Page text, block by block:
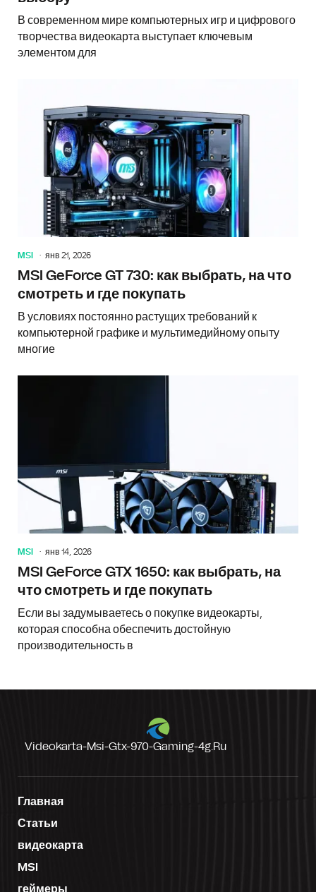
В современном мире компьютерных игр и цифрового
творчества видеокарта выступает ключевым
элементом для
MSI янв 21, 2026
MSI GeForce GT 730: как выбрать, на что
смотреть и где покупать
В условиях постоянно растущих требований к
компьютерной графике и мультимедийному опыту
многие
MSI янв 14, 2026
MSI GeForce GTX 1650: как выбрать, на
что смотреть и где покупать
Если вы задумываетесь о покупке видеокарты,
которая способна обеспечить достойную
производительность в
Videokarta-Msi-Gtx-970-Gaming-4g.ru
Главная
Статьи
видеокарта
MSI
геймеры